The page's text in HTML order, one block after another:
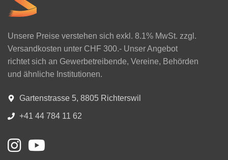
Unsere Preise verstehen sich exkl. 8.1% MwSt. zzgl.
Versandkosten unter CHF 300.- Unser Angebot
richtet sich an Gewerbetreibende, Vereine, Behörden
und ähnliche Institutionen.
Gartenstrasse 5, 8805 Richterswil
+41 44 784 11 62